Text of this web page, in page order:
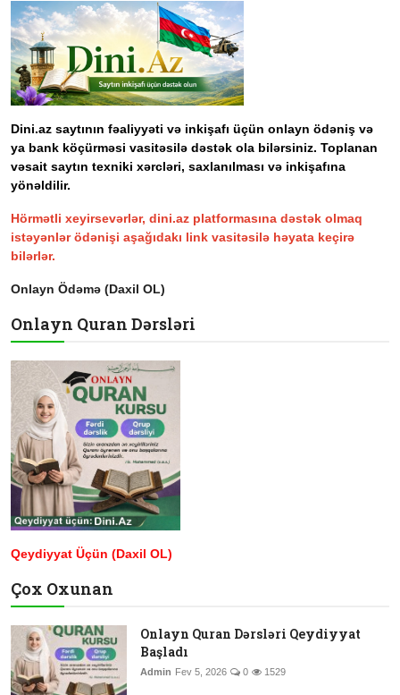
Dini.az saytının fəaliyyəti və inkişafı üçün onlayn ödəniş və
ya bank köçürməsi vasitəsilə dəstək ola bilərsiniz. Toplanan
vəsait saytın texniki xərcləri, saxlanılması və inkişafına
yönəldilir.
Hörmətli xeyirsevərlər, dini.az platformasına dəstək olmaq
istəyənlər ödənişi aşağıdakı link vasitəsilə həyata keçirə
bilərlər.
Onlayn Ödəmə (Daxil OL)
Onlayn Quran Dərsləri
Qeydiyyat Üçün (Daxil OL)
Çox Oxunan
Onlayn Quran Dərsləri Qeydiyyat
Başladı
Admin Fev 5, 2026 0 1529